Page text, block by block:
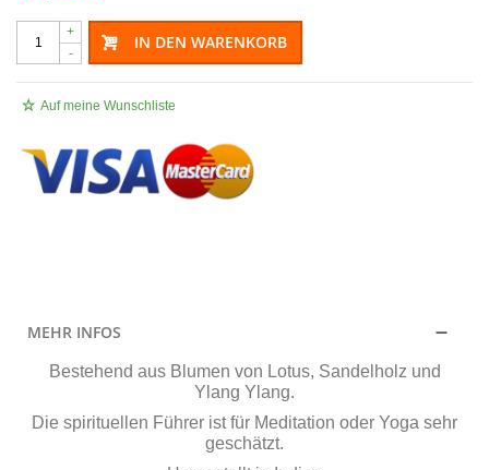
-
+ IN DEN WARENKORB
Auf meine Wunschliste
MEHR INFOS
Bestehend aus Blumen von Lotus, Sandelholz und
Ylang Ylang.
Die spirituellen Führer ist für Meditation oder Yoga sehr
geschätzt.